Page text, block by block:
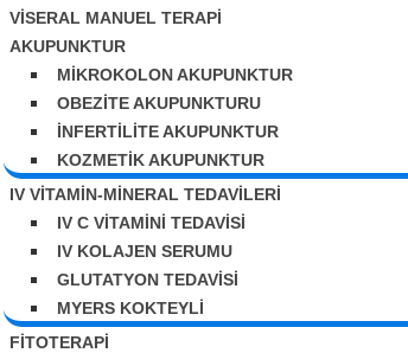
VISERAL MANUEL TERAPI
AKUPUNKTUR
MIKROKOLON AKUPUNKTUR
OBEZITE AKUPUNKTURU
İNFERTILITE AKUPUNKTUR
KOZMETIK AKUPUNKTUR
IV VİTAMİN-MİNERAL TEDAVİLERİ
IV C VITAMINI TEDAVISI
IV KOLAJEN SERUMU
GLUTATYON TEDAVISI
MYERS KOKTEYLİ
FITOTERAPI